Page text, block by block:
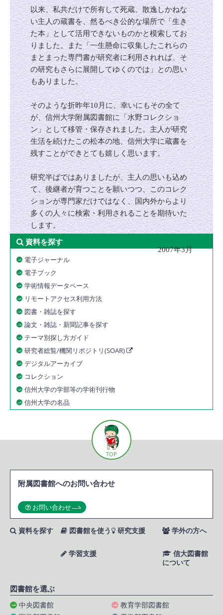
以来、私共だけで所有して死蔵、散逸しかねな
い主人の蔵書を、然るべき公的な場所で「生き
た本」として活用できないものかと模索してお
りました。また「一生懸命に収集したこれらの
まとまった専門書が研究者に利用されれば、そ
の研究もさらに展開してゆくのでは」との思い
もありました。
そのような折昨年10月に、幸いにもその全て
が、信州大学附属図書館に「水野コレクショ
ン」として移管・保存されました。主人が研究
生活を続けたこの松本の地、信州大学に蔵書を
残すことができとても嬉しく思います。
研究半ばではありましたが、主人の思いも込め
て、後継者が育つことを願いつつ、このコレク
ションが専門家だけではなく、国内外からより
多くの人々に検索・利用されることを期待いた
します。
2007年3月
資料を探す
電子ジャーナル
電子ブック
学術情報データベース
リモートアクセス利用方法
図書・雑誌を探す
論文・雑誌・新聞記事を探す
テーマ別探し方ガイド
研究者総覧/機関リポジトリ(SOAR)
デジタルアーカイブ
コレクション
信州大学の学部等の学術刊行物
信州大学の名品
附属図書館へのお問い合わせ
お問い合わせ
資料を探す 図書館を使う
学習支援
研究支援 学外の方へ
信大図書館
について
図書館を選ぶ
中央図書館
教育学部図書館
TOP